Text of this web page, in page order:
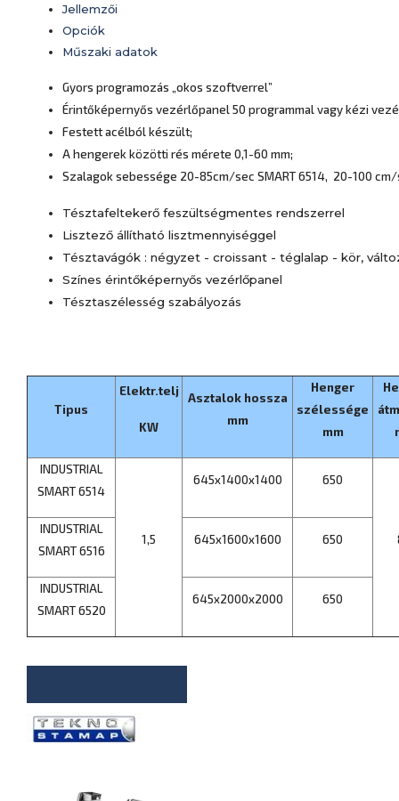
Jellemzői
Opciók
Műszaki adatok
Gyors programozás „okos szoftverrel”
Érintőképernyős vezérlőpanel 50 programmal vagy kézi
Festett acélból készült;
A hengerek közötti rés mérete 0,1-60 mm;
Szalagok sebessége 20-85cm/sec SMART 6514, 20-100 cm/
Tésztafeltekerő feszültségmentes rendszerrel
Lisztező állítható lisztmennyiséggel
Tésztavágók : négyzet - croissant - téglalap - kör,
Színes érintőképernyős vezérlőpanel
Tésztaszélesség szabályozás
Tipus
Elektr.telj
KW
Asztalok hossza
mm
Henger
szélessége
mm
INDUSTRIAL
SMART 6514
1,5
645х1400х1400 650
INDUSTRIAL
SMART 6516
645х1600х1600 650
INDUSTRIAL
SMART 6520
645х2000х2000 650